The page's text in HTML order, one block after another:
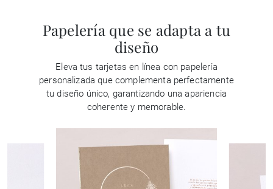
Papelería que se adapta a tu
diseño
Eleva tus tarjetas en línea con papelería
personalizada que complementa perfectamente
tu diseño único, garantizando una apariencia
coherente y memorable.